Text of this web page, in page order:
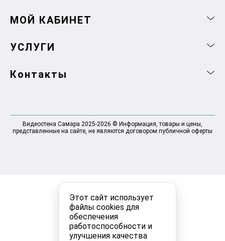
Этот сайт использует
файлы cookies для
обеспечения
работоспособности и
улучшения качества
МОЙ КАБИНЕТ
УСЛУГИ
Контакты
Видеостена Самара 2025-2026 © Информация, товары и цены,
представленные на сайте, не являются договором публичной оферты